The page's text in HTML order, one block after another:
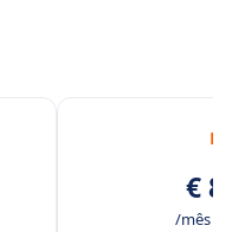
€
/mês /